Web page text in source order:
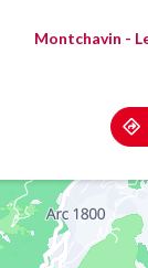
Montchavin -